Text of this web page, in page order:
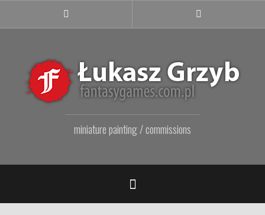
treści
Fanpage
miniature painting / commissions